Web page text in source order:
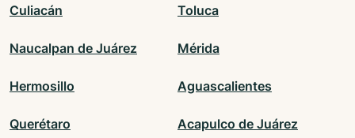
Culiacán Toluca
Naucalpan de Juárez Mérida
Hermosillo Aguascalientes
Querétaro Acapulco de Juárez